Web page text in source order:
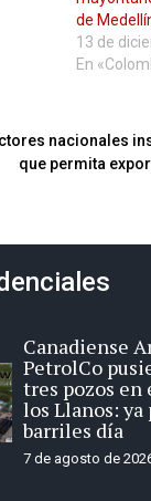
de
13 de
En
nacionales
que permita
Canadiense
PetrolCo
tres pozos en
los Llanos: ya
barriles día
7 de agosto de